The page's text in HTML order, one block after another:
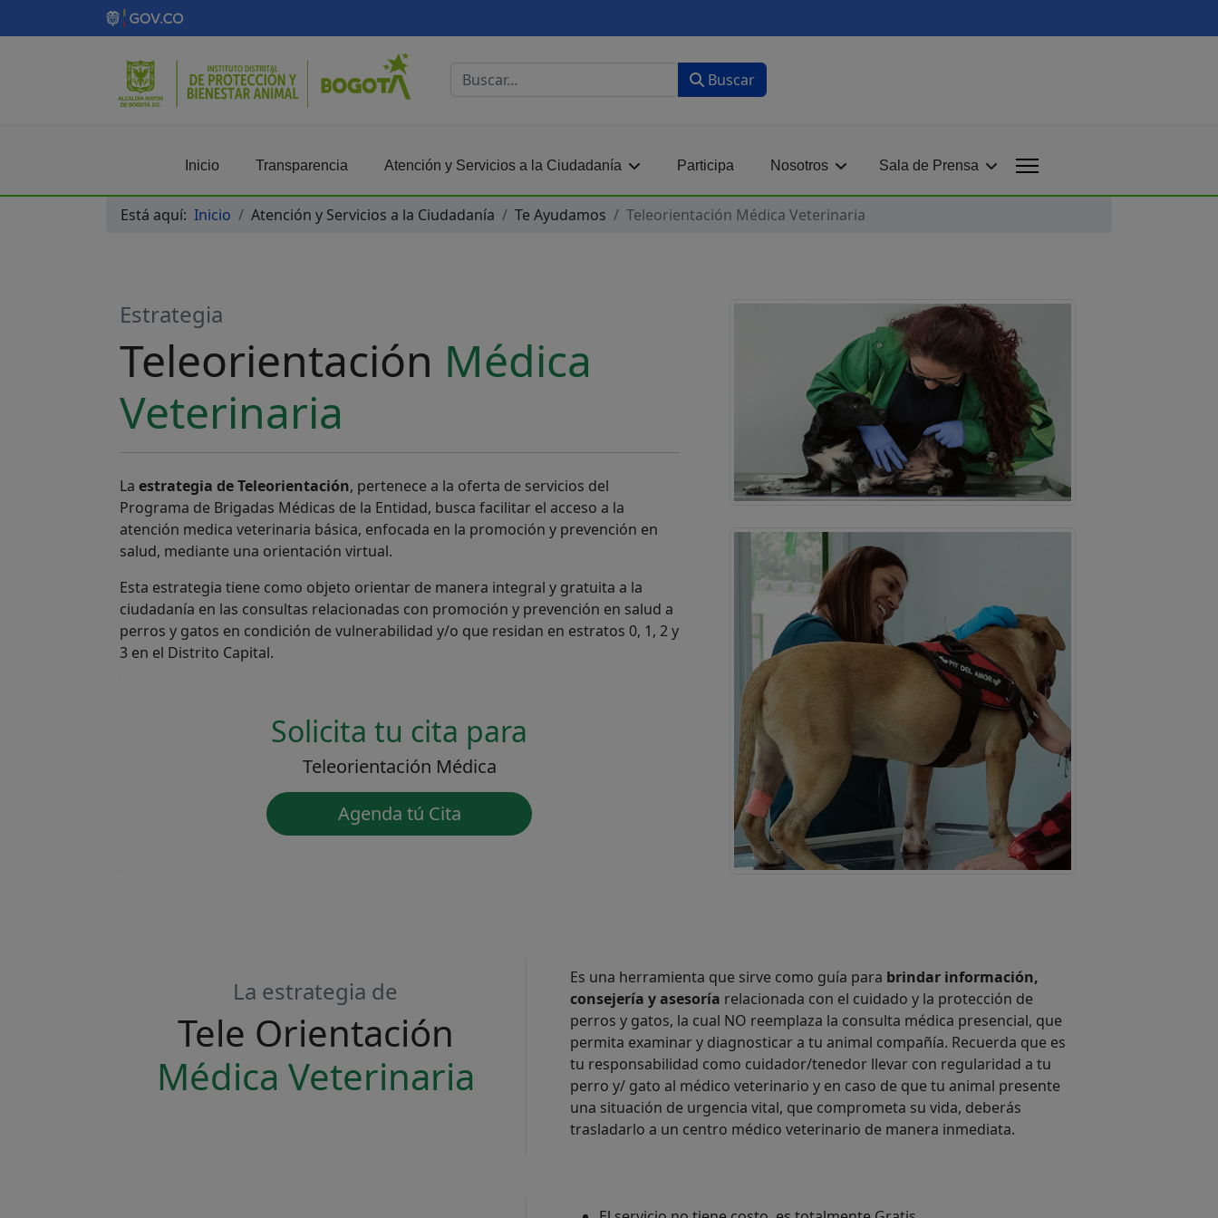
Buscar Buscar
Inicio Transparencia Atención y Servicios a la Ciudadanía Participa Nosotros Sala de Prensa
Está aquí: Inicio Atención y Servicios a la Ciudadanía Te Ayudamos Teleorientación Médica Veterinaria
Estrategia
Teleorientación Médica
Veterinaria
La estrategia de Teleorientación, pertenece a la oferta de servicios del
Programa de Brigadas Médicas de la Entidad, busca facilitar el acceso a la
atención medica veterinaria básica, enfocada en la promoción y prevención en
salud, mediante una orientación virtual.
Esta estrategia tiene como objeto orientar de manera integral y gratuita a la
ciudadanía en las consultas relacionadas con promoción y prevención en salud a
perros y gatos en condición de vulnerabilidad y/o que residan en estratos 0, 1, 2 y
3 en el Distrito Capital.
Solicita tu cita para
Teleorientación Médica
Agenda tú Cita
La estrategia de
Tele Orientación
Médica Veterinaria
Es una herramienta que sirve como guía para brindar información,
consejería y asesoría relacionada con el cuidado y la protección de
perros y gatos, la cual NO reemplaza la consulta médica presencial, que
permita examinar y diagnosticar a tu animal compañía. Recuerda que es
tu responsabilidad como cuidador/tenedor llevar con regularidad a tu
perro y/ gato al médico veterinario y en caso de que tu animal presente
una situación de urgencia vital, que comprometa su vida, deberás
trasladarlo a un centro médico veterinario de manera inmediata.